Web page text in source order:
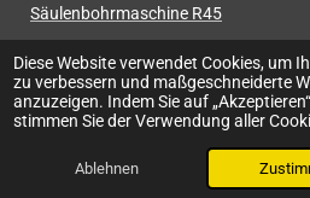
Diese Website verwendet Cookies, um
zu verbessern und maßgeschneiderte
anzuzeigen. Indem Sie auf
stimmen Sie der Verwendung aller
Ablehnen
Säulenbohrmaschine R45
CNC Fräsmaschine Automax
Mini Baz MT-700 SL
Das Unternehmen Härtel